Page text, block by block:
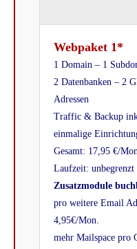
Webpaket 1*
1 Domain – 1
2 Datenbanken – 2
Adressen
Traffic & Backup
einmalige
Gesamt: 17,95 €/
Laufzeit:
Zusatzmodule
pro weitere Email
4,95€/Mon.
mehr Mailspace pro